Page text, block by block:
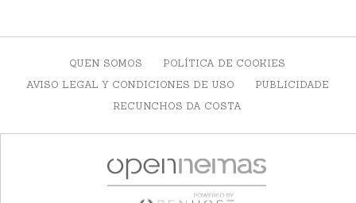
QUEN SOMOS
POLÍTICA DE COOKIES
AVISO LEGAL Y CONDICIONES DE USO
PUBLICIDADE
RECUNCHOS DA COSTA